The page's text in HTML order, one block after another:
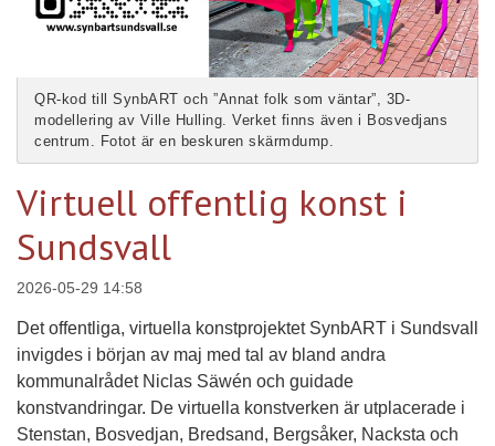
QR-kod till SynbART och ”Annat folk som väntar”, 3D-
modellering av Ville Hulling. Verket finns även i Bosvedjans
centrum. Fotot är en beskuren skärmdump.
Virtuell offentlig konst i
Sundsvall
2026-05-29 14:58
Det offentliga, virtuella konstprojektet SynbART i Sundsvall
invigdes i början av maj med tal av bland andra
kommunalrådet Niclas Säwén och guidade
konstvandringar. De virtuella konstverken är utplacerade i
Stenstan, Bosvedjan, Bredsand, Bergsåker, Nacksta och